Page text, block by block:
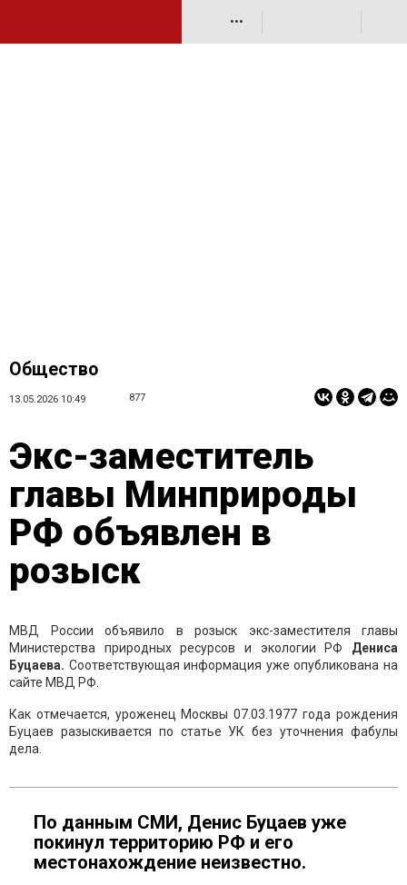
•••
Общество
13.05.2026 10:49 877
Экс-заместитель
главы Минприроды
РФ объявлен в
розыск
МВД России объявило в розыск экс-заместителя главы
Министерства природных ресурсов и экологии РФ Дениса
Буцаева. Соответствующая информация уже опубликована на
сайте МВД РФ.
Как отмечается, уроженец Москвы 07.03.1977 года рождения
Буцаев разыскивается по статье УК без уточнения фабулы
дела.
По данным СМИ, Денис Буцаев уже
покинул территорию РФ и его
местонахождение неизвестно.